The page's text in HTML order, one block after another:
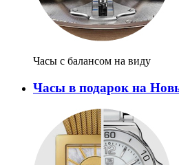
Часы с балансом на виду
Часы в подарок на